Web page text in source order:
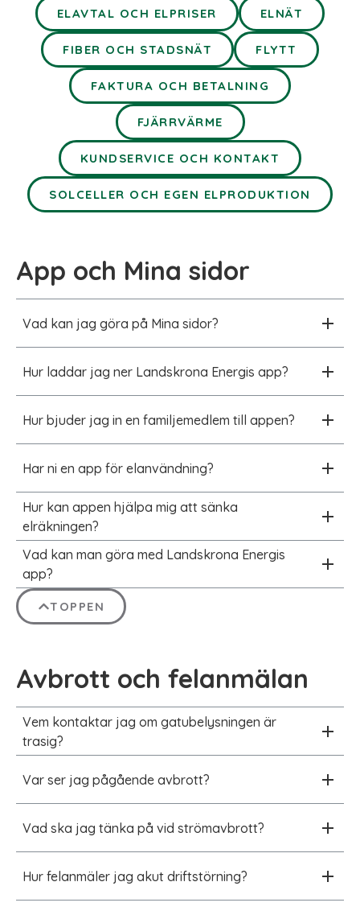
ELAVTAL OCH ELPRISER ELNÄT
FIBER OCH STADSNÄT FLYTT
FAKTURA OCH BETALNING
FJÄRRVÄRME
KUNDSERVICE OCH KONTAKT
SOLCELLER OCH EGEN ELPRODUKTION
App och Mina sidor
Vad kan jag göra på Mina sidor?
Hur laddar jag ner Landskrona Energis app?
Hur bjuder jag in en familjemedlem till appen?
Har ni en app för elanvändning?
Hur kan appen hjälpa mig att sänka
elräkningen?
Vad kan man göra med Landskrona Energis
app?
TOPPEN
Avbrott och felanmälan
Vem kontaktar jag om gatubelysningen är
trasig?
Var ser jag pågående avbrott?
Vad ska jag tänka på vid strömavbrott?
Hur felanmäler jag akut driftstörning?